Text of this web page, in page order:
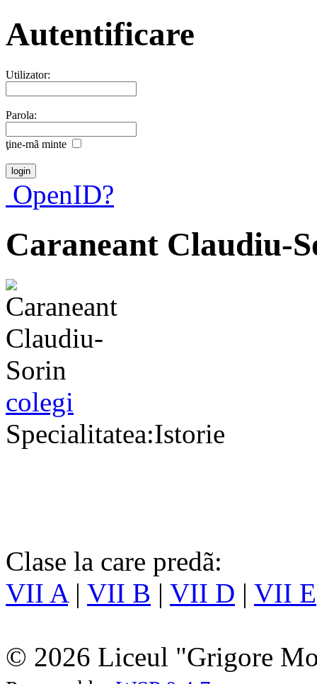
Autentificare
Utilizator:
Parola:
ţine-mã minte
OpenID?
Caraneant Claudiu-
colegi
Specialitatea:Istorie
Clase la care predã:
VII A | VII B | VII D | VII E
© 2026 Liceul "Grigore